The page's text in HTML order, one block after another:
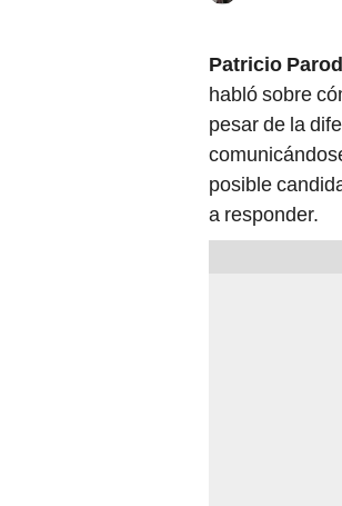
Patricio
habló sobre
pesar de la
posible
a responder.